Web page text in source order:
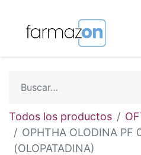
Todos los productos
OPHTHA OLODINA PF
(OLOPATADINA)